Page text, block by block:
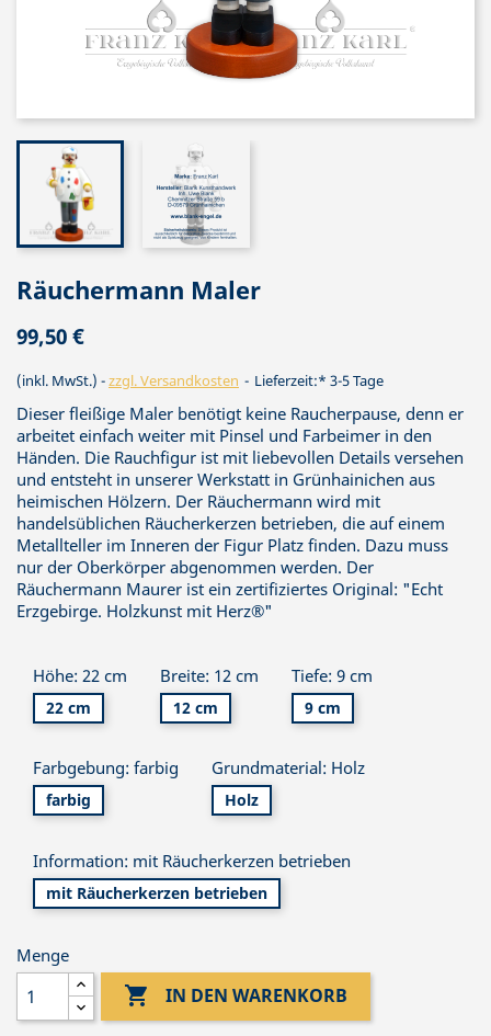
Räuchermann Maler
99,50 €
(inkl. MwSt.) zzgl. Versandkosten Lieferzeit:* 3-5 Tage
Dieser fleißige Maler benötigt keine Raucherpause, denn er
arbeitet einfach weiter mit Pinsel und Farbeimer in den
Händen. Die Rauchfigur ist mit liebevollen Details versehen
und entsteht in unserer Werkstatt in Grünhainichen aus
heimischen Hölzern. Der Räuchermann wird mit
handelsüblichen Räucherkerzen betrieben, die auf einem
Metallteller im Inneren der Figur Platz finden. Dazu muss
nur der Oberkörper abgenommen werden. Der
Räuchermann Maurer ist ein zertifiziertes Original: "Echt
Erzgebirge. Holzkunst mit Herz®"
Höhe: 22 cm
22 cm
Breite: 12 cm
12 cm
Tiefe: 9 cm
9 cm
Farbgebung: farbig
farbig
Grundmaterial: Holz
Holz
Information: mit Räucherkerzen betrieben
mit Räucherkerzen betrieben
Menge
 IN DEN WARENKORB